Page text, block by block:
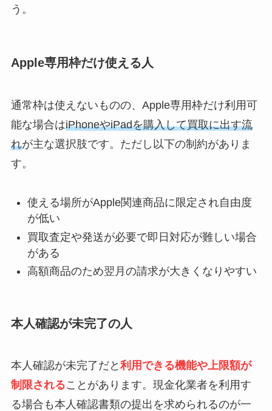
う。
Apple専用枠だけ使える人
通常枠は使えないものの、Apple専用枠だけ利用可
能な場合はiPhoneやiPadを購入して買取に出す流
れが主な選択肢です。ただし以下の制約がありま
す。
使える場所がApple関連商品に限定され自由度
が低い
買取査定や発送が必要で即日対応が難しい場合
がある
高額商品のため翌月の請求が大きくなりやすい
本人確認が未完了の人
本人確認が未完了だと 利用できる機能や上限額が
制限されることがあります。現金化業者を利用す
る場合も本人確認書類の提出を求められるのが一